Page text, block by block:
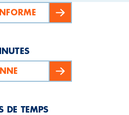
DE TEMPS